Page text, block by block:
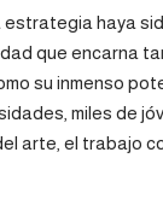
estrategia haya
que encarna
su inmenso
miles de
arte, el trabajo